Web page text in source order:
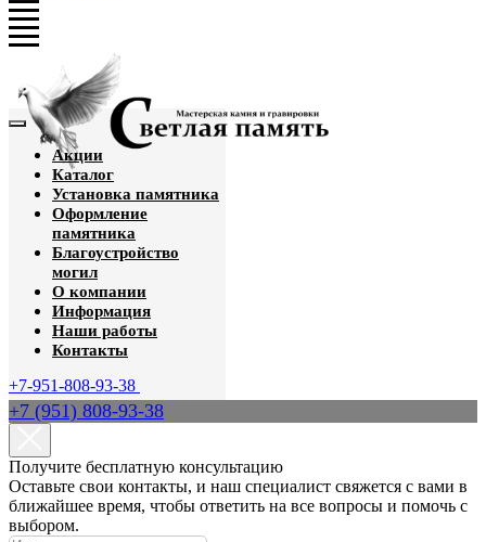
Акции
Каталог
Установка памятника
Оформление
памятника
Благоустройство
могил
О компании
Информация
Наши работы
Контакты
+7-951-808-93-38
+7 (951) 808-93-38
Получите бесплатную консультацию
Оставьте свои контакты, и наш специалист свяжется с вами в
ближайшее время, чтобы ответить на все вопросы и помочь с
выбором.